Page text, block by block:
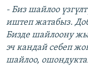
- Биз шайлоо
иштеп жатабыз.
Бизде шайлоону
эч кандай себеп
шайлоо,